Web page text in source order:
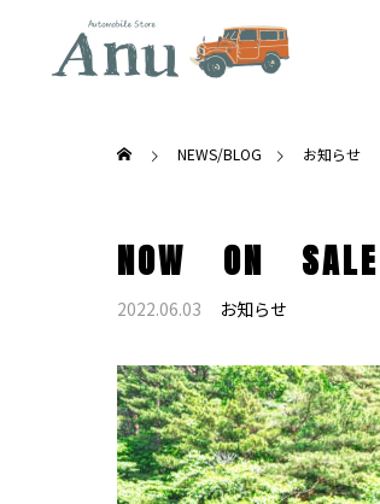
NEWS/BLOG お知らせ
NOW ON
2022.06.03 お知らせ